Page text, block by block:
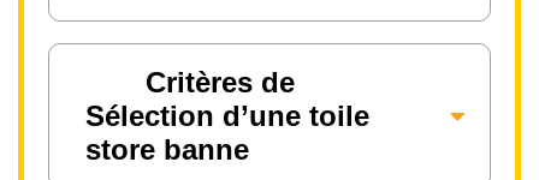
Critères de
Sélection d’une toile
store banne